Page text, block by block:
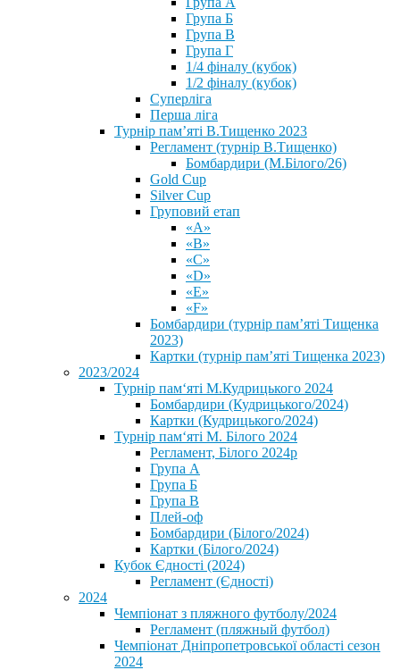
Група Б
Група В
Група Г
1/4 фіналу (кубок)
1/2 фіналу (кубок)
Суперліга
Перша ліга
Турнір пам’яті В.Тищенко 2023
Регламент (турнір В.Тищенко)
Бомбардири (М.Білого/26)
Gold Cup
Silver Cup
Груповий етап
«А»
«В»
«С»
«D»
«Е»
«F»
Бомбардири (турнір пам’яті Тищенка
2023)
Картки (турнір пам’яті Тищенка 2023)
2023/2024
⁨Турнір пам‘яті М.Кудрицького 2024
Бомбардири (Кудрицького/2024)
Картки (Кудрицького/2024)
⁨Турнір пам‘яті М. Білого 2024⁩
Регламент, Білого 2024р
Група А
Група Б
Група В
Плей-оф
Бомбардири (Білого/2024)
Картки (Білого/2024)
Кубок Єдності (2024)
Регламент (Єдності)
2024
Чемпіонат з пляжного футболу/2024
Регламент (пляжный футбол)
Чемпіонат Дніпропетровської області сезон
2024